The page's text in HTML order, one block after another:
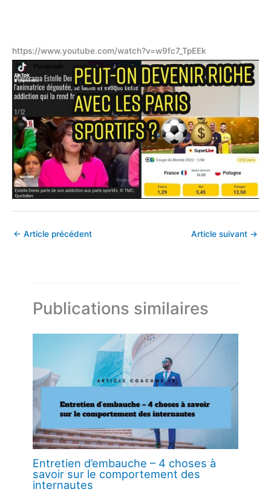
https://www.youtube.com/watch?v=w9fc7_TpEEk
← Article précédent Article suivant →
Publications similaires
Entretien d’embauche – 4 choses à
savoir sur le comportement des
internautes